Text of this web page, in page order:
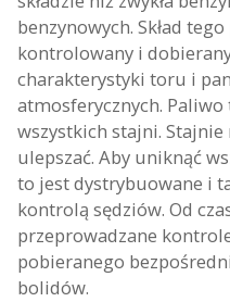
benzynowych. Skład
kontrolowany i
charakterystyki toru i
atmosferycznych.
wszystkich stajni. Stajnie
ulepszać. Aby uniknąć
to jest dystrybuowane i
kontrolą sędziów. Od
przeprowadzane
pobieranego
bolidów.